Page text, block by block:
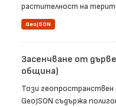
растителност на
GeoJSON
Засенчване от
община)
Този
GeoJSON съдържа